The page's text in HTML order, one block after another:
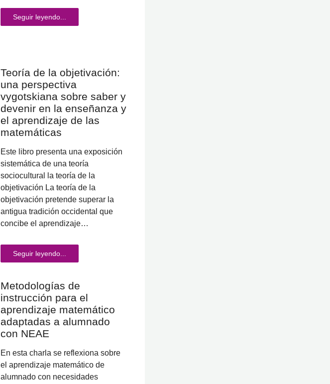
Seguir leyendo...
Teoría de la objetivación:
una perspectiva
vygotskiana sobre saber y
devenir en la enseñanza y
el aprendizaje de las
matemáticas
Este libro presenta una exposición
sistemática de una teoría
sociocultural la teoría de la
objetivación La teoría de la
objetivación pretende superar la
antigua tradición occidental que
concibe el aprendizaje…
Seguir leyendo...
Metodologías de
instrucción para el
aprendizaje matemático
adaptadas a alumnado
con NEAE
En esta charla se reflexiona sobre
el aprendizaje matemático de
alumnado con necesidades